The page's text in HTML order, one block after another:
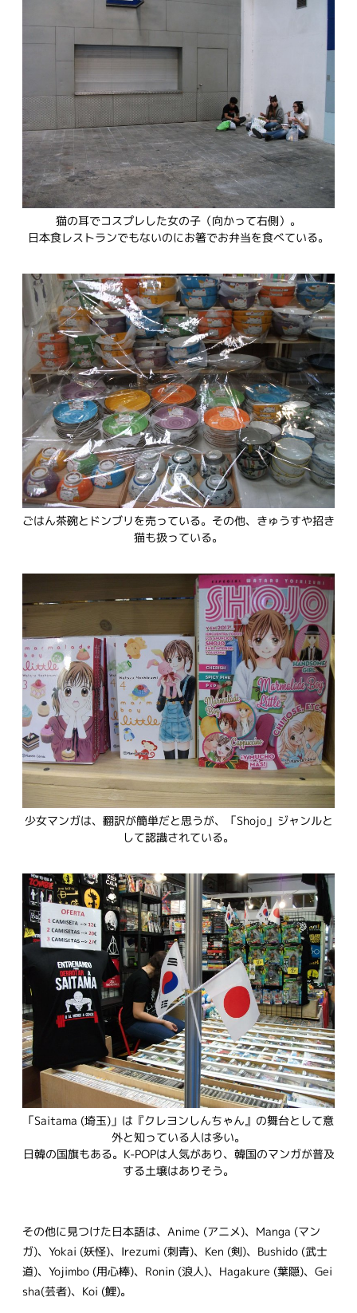
猫の耳でコスプレした女の子（向かって右側）。
日本食レストランでもないのにお箸でお弁当を食べている。
ごはん茶碗とドンブリを売っている。その他、きゅうすや招き
猫も扱っている。
少女マンガは、翻訳が簡単だと思うが、「Shojo」ジャンルと
して認識されている。
「Saitama (埼玉)」は『クレヨンしんちゃん』の舞台として意
外と知っている人は多い。
日韓の国旗もある。K-POPは人気があり、韓国のマンガが普及
する土壌はありそう。
その他に見つけた日本語は、Anime (アニメ)、Manga (マン
ガ)、Yokai (妖怪)、Irezumi (刺青)、Ken (剣)、Bushido (武士
道)、Yojimbo (用心棒)、Ronin (浪人)、Hagakure (葉隠)、Gei
sha(芸者)、Koi (鯉)。